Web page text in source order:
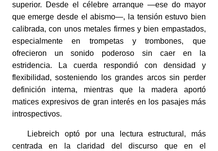
superior. Desde el célebre arranque —ese do mayor
que emerge desde el abismo—, la tensión estuvo bien
calibrada, con unos metales firmes y bien empastados,
especialmente en trompetas y trombones, que
ofrecieron un sonido poderoso sin caer en la
estridencia. La cuerda respondió con densidad y
flexibilidad, sosteniendo los grandes arcos sin perder
definición interna, mientras que la madera aportó
matices expresivos de gran interés en los pasajes más
introspectivos.
Liebreich optó por una lectura estructural, más
centrada en la claridad del discurso que en el